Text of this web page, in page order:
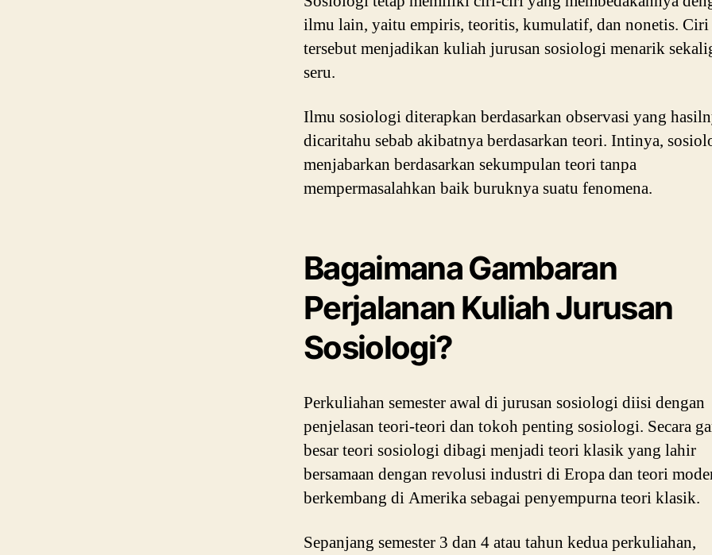
ilmu lain, yaitu empiris, teoritis, kumulatif, dan nonetis. Ciri
tersebut menjadikan kuliah jurusan sosiologi menarik
seru.
Ilmu sosiologi diterapkan berdasarkan observasi yang
dicaritahu sebab akibatnya berdasarkan teori. Intinya,
menjabarkan berdasarkan sekumpulan teori tanpa
mempermasalahkan baik buruknya suatu fenomena.
Bagaimana Gambaran
Perjalanan Kuliah Jurusan
Sosiologi?
Perkuliahan semester awal di jurusan sosiologi diisi dengan
penjelasan teori-teori dan tokoh penting sosiologi. Secara
besar teori sosiologi dibagi menjadi teori klasik yang lahir
bersamaan dengan revolusi industri di Eropa dan teori
berkembang di Amerika sebagai penyempurna teori klasik.
Sepanjang semester 3 dan 4 atau tahun kedua perkuliahan,